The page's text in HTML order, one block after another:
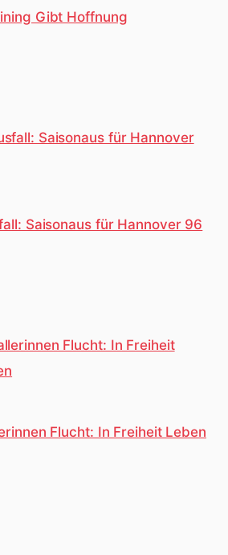
Gibt Hoffnung
Saisonaus für Hannover 96
Flucht: In Freiheit Leben